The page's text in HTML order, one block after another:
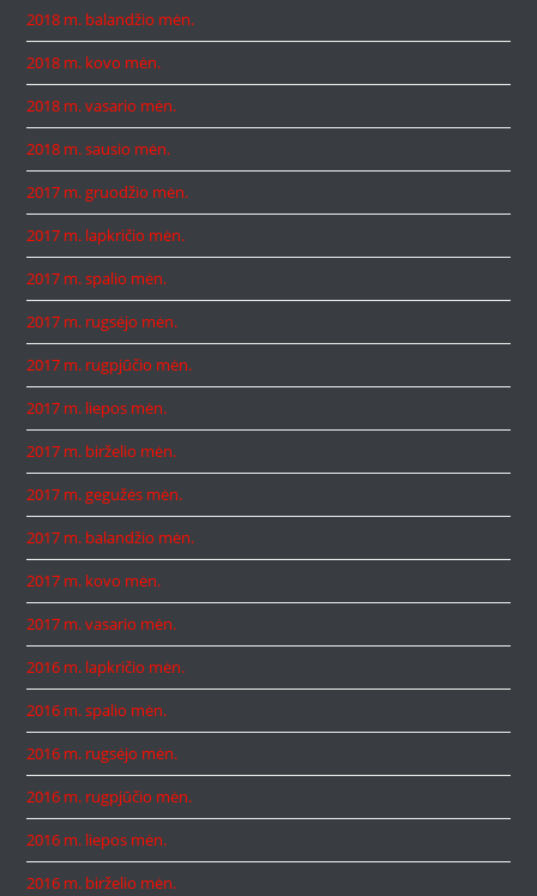
2018 m. balandžio mėn.
2018 m. kovo mėn.
2018 m. vasario mėn.
2018 m. sausio mėn.
2017 m. gruodžio mėn.
2017 m. lapkričio mėn.
2017 m. spalio mėn.
2017 m. rugsėjo mėn.
2017 m. rugpjūčio mėn.
2017 m. liepos mėn.
2017 m. birželio mėn.
2017 m. gegužės mėn.
2017 m. balandžio mėn.
2017 m. kovo mėn.
2017 m. vasario mėn.
2016 m. lapkričio mėn.
2016 m. spalio mėn.
2016 m. rugsėjo mėn.
2016 m. rugpjūčio mėn.
2016 m. liepos mėn.
2016 m. birželio mėn.